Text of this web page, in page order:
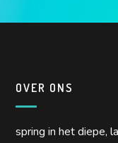
OVER ONS
spring in het diepe,